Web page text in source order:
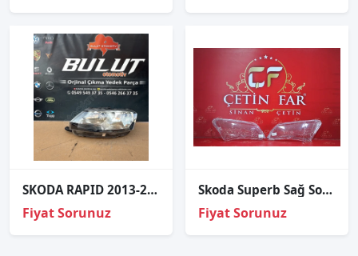
SKODA RAPID 2013-2022 Ön Sol Far Parçası 5JB941017
Fiyat Sorunuz
Skoda Superb Sağ Sol Far Cami 2015-2019
Fiyat Sorunuz